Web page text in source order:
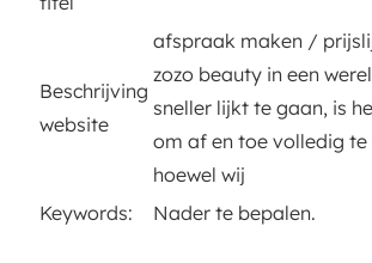
Beschrijving
website
afspraak maken /
zozo beauty in een
sneller lijkt te gaan, is
om af en toe volledig te
hoewel wij
Keywords:
Nader te bepalen.